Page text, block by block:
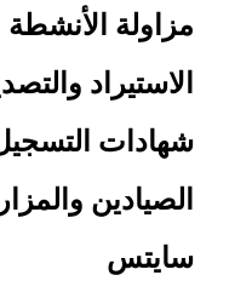
مزاولة الأنشطة
الاستيراد
شهادات التسجيل
الصيادين
سايتس